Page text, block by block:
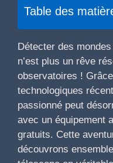
Table des
Détecter des
n’est plus un rêve
observatoires !
technologiques
passionné peut
avec un équipement
gratuits. Cette
découvrons